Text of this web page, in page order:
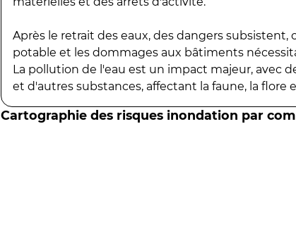
Après le retrait des eaux, des dangers
potable et les dommages aux bâtiments
La pollution de l'eau est un impact majeur, avec
et d'autres substances, affectant la faune, la flore
Cartographie des risques inondation par